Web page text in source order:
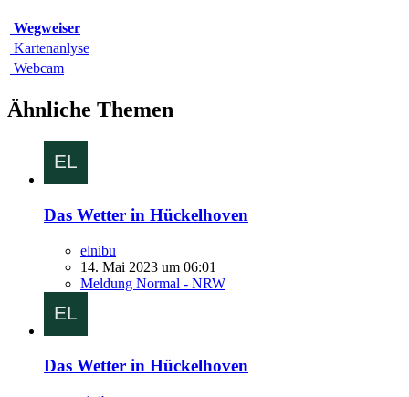
Wegweiser
Kartenanlyse
Webcam
Ähnliche Themen
Das Wetter in Hückelhoven
elnibu
14. Mai 2023 um 06:01
Meldung Normal - NRW
Das Wetter in Hückelhoven